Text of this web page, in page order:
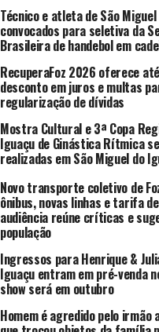
Técnico e atleta de São
convocados para seletiva da
Brasileira de handebol em
RecuperaFoz 2026 oferece
desconto em juros e multas
regularização de dívidas
Mostra Cultural e 3ª Copa
Iguaçu de Ginástica Rítmica
realizadas em São Miguel do
Novo transporte coletivo de
ônibus, novas linhas e tarifa
audiência reúne críticas e
população
Ingressos para Henrique &
Iguaçu entram em pré-venda
show será em outubro
Homem é agredido pelo irmão